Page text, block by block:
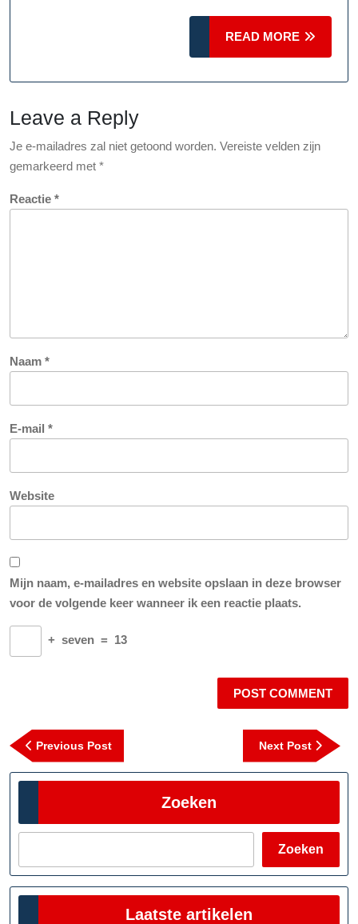
Nadeche
Fotografie
READ MORE
MORE
Leave a Reply
Je e-mailadres zal niet getoond worden. Vereiste velden zijn
gemarkeerd met *
Reactie *
Naam *
E-mail *
Website
Mijn naam, e-mailadres en website opslaan in deze browser
voor de volgende keer wanneer ik een reactie plaats.
+ seven = 13
Berichtnavigatie
Previous PostPrevious
Post
Next Post
Next
Post
Zoeken
Zoeken
Laatste artikelen